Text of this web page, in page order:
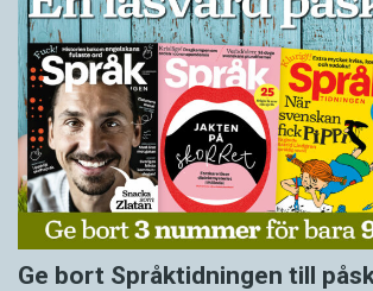
Ge bort Språktidningen till